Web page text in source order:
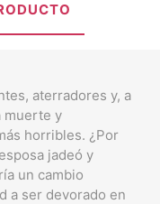
aterradores y, a
muerte y
horribles. ¿Por
jadeó y
un cambio
a ser devorado en